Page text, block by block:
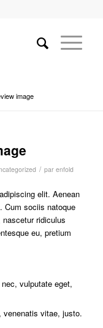
image
/ par enfold
elit. Aenean
Cum sociis natoque
ridiculus
eu, pretium
vulputate eget,
venenatis vitae, justo.